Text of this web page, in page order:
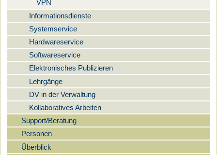
VPN
Informationsdienste
Systemservice
Hardwareservice
Softwareservice
Elektronisches Publizieren
Lehrgänge
DV in der Verwaltung
Kollaboratives Arbeiten
Support/Beratung
Personen
Überblick